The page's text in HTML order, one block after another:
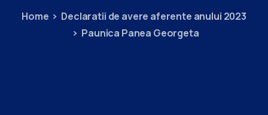
Home
Declaratii de avere aferente anului 2023
Paunica Panea Georgeta